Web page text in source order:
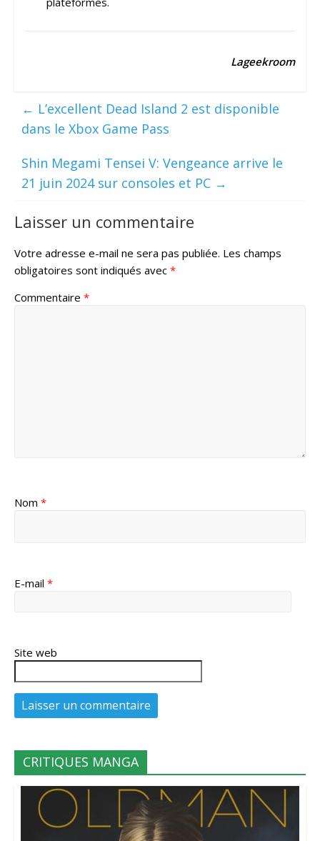
Lageekroom
← L’excellent Dead Island 2 est disponible
dans le Xbox Game Pass
Shin Megami Tensei V: Vengeance arrive le
21 juin 2024 sur consoles et PC →
Laisser un commentaire
Votre adresse e-mail ne sera pas publiée. Les champs
obligatoires sont indiqués avec *
Commentaire *
Nom *
E-mail *
Site web
CRITIQUES MANGA